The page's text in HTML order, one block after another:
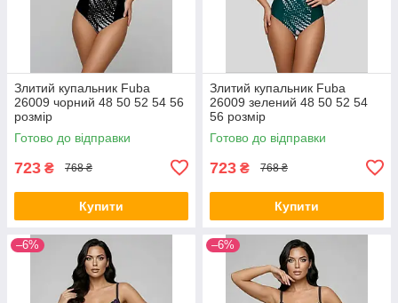
Злитий купальник Fuba
26009 чорний 48 50 52 54 56
розмір
Готово до відправки
723 ₴ 768 ₴
Купити
Злитий купальник Fuba
26009 зелений 48 50 52 54
56 розмір
Готово до відправки
723 ₴ 768 ₴
Купити
–6% –6%